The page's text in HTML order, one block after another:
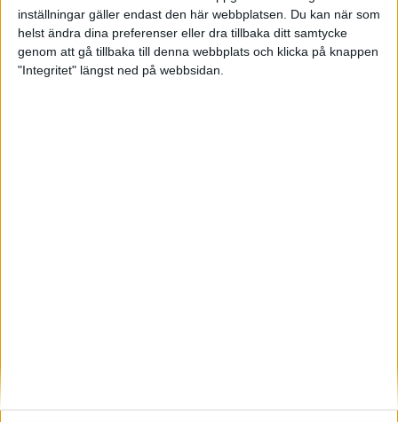
inställningar gäller endast den här webbplatsen. Du kan när som
helst ändra dina preferenser eller dra tillbaka ditt samtycke
genom att gå tillbaka till denna webbplats och klicka på knappen
"Integritet" längst ned på webbsidan.
Värmemara
väntarvärldsmästaraspiranter
24 jun 1998
ASIEN